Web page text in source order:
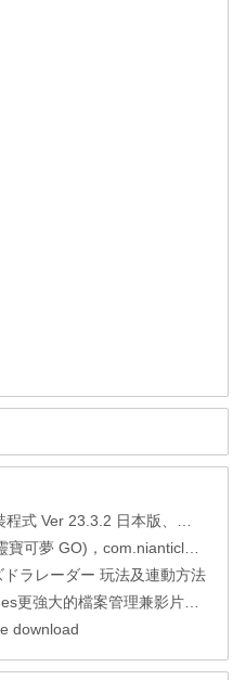
、港台版… (PAD Radar) (.apk) (.xapk)
(.apk) (.xapk)
ラレーダー 玩法及連動方法
大的檔案管理兼影片轉檔工具
download